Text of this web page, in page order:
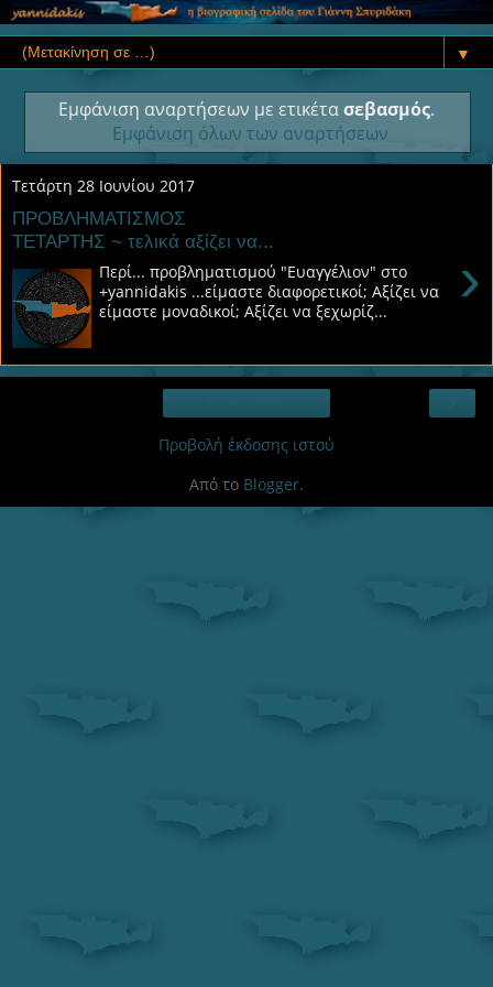
▼
Εμφάνιση αναρτήσεων με ετικέτασεβασμός.
Εμφάνιση όλων των αναρτήσεων
Τετάρτη 28 Ιουνίου 2017
ΠΡΟΒΛΗΜΑΤΙΣΜΟΣ
ΤΕΤΑΡΤΗΣ ~ τελικά αξίζει να...
›
Περί... προβληματισμού "Ευαγγέλιον" στο
+yannidakis ...είμαστε διαφορετικοί; Αξίζει να
είμαστε μοναδικοί; Αξίζει να ξεχωρίζ...
Προβολή έκδοσης ιστού
Από το Blogger.